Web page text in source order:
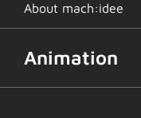
About mach:idee
Animation